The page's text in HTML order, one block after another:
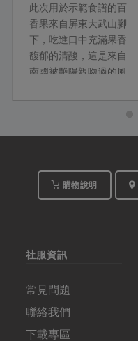
此次用於示範食譜的百
香果來自屏東大武山腳
下，吃進口中充滿果香
馥郁的清酸，這是來自
南國被艷陽親吻過的風
在各種料理中。百香果
別錯過！
購物說明
社服資訊
常見問題
聯絡我們
下載專區